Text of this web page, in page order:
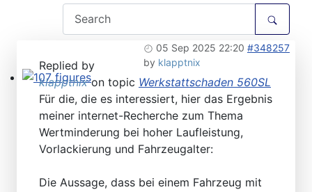
107 figures
05 Sep 2025 22:20 #348257
by klapptnix
Replied by
klapptnixon topic Werkstattschaden 560SL
Für die, die es interessiert, hier das Ergebnis
meiner internet-Recherche zum Thema
Wertminderung bei hoher Laufleistung,
Vorlackierung und Fahrzeugalter:
Die Aussage, dass bei einem Fahrzeug mit